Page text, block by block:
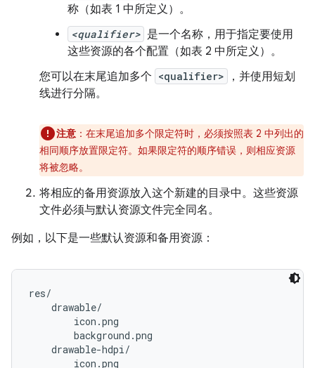
称（如表 1 中所定义）。
<qualifier> 是一个名称，用于指定要使用
这些资源的各个配置（如表 2 中所定义）。
您可以在末尾追加多个 <qualifier> ， 并使用短划
线进行分隔。
注意 ：在末尾追加多个限定符时，必须按照表 2 中列出的
相同顺序放置限定符。如果限定符的顺序错误，则相应资源
将被忽略。
将相应的备用资源放入这个新建的目录中。这些资源
文件必须与默认资源文件完全同名。
例如，以下是一些默认资源和备用资源：
res/
    drawable/
        icon.png
        background.png
    drawable-hdpi/
        icon.png